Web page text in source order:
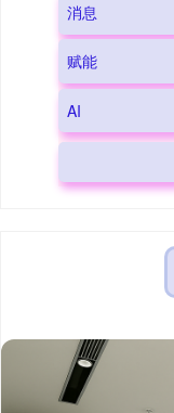
消息
赋能
AI